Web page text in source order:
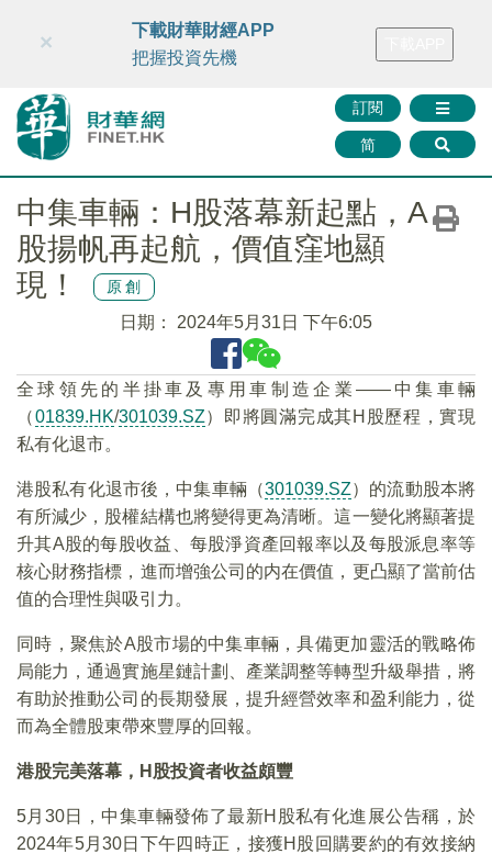
財華智庫網 FINTV FINMETA 財華證券 媒體矩陣
訂閱
简
×
下載財華財經APP
把握投資先機
中集車輛：H股落幕新起點，A
股揚帆再起航，價值窪地顯
現！
原創
日期： 2024年5月31日 下午6:05
全球領先的半掛車及專用車制造企業——中集車輛
（01839.HK/301039.SZ）即將圓滿完成其H股歷程，實現
私有化退市。
港股私有化退市後，中集車輛（301039.SZ）的流動股本將
有所減少，股權結構也將變得更為清晰。這一變化將顯著提
升其A股的每股收益、每股淨資產回報率以及每股派息率等
核心財務指標，進而增強公司的内在價值，更凸顯了當前估
值的合理性與吸引力。
同時，聚焦於A股市場的中集車輛，具備更加靈活的戰略佈
局能力，通過實施星鏈計劃、產業調整等轉型升級舉措，將
有助於推動公司的長期發展，提升經營效率和盈利能力，從
而為全體股東帶來豐厚的回報。
港股完美落幕，H股投資者收益頗豐
5月30日，中集車輛發佈了最新H股私有化進展公告稱，於
2024年5月30日下午四時正，接獲H股回購要約的有效接納